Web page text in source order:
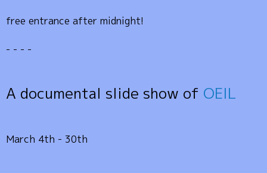
free entrance after midnight!
- - - -
A documental slide show of OEIL
March 4th - 30th